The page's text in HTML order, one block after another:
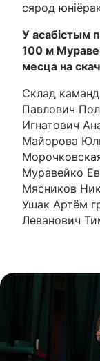
сярод
У асабістым
100 м
месца на
Склад
Павлович
Игнатович
Майорова
Муравейко
Мясников
Ушак Артём
Леванович